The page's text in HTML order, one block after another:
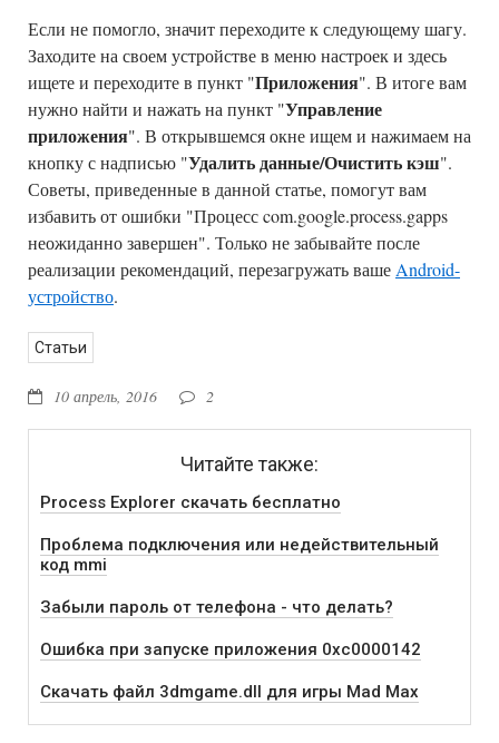
Если не помогло, значит переходите к следующему шагу.
Заходите на своем устройстве в меню настроек и здесь
ищете и переходите в пункт "Приложения". В итоге вам
нужно найти и нажать на пункт "Управление
приложения". В открывшемся окне ищем и нажимаем на
кнопку с надписью "Удалить данные/Очистить кэш".
Советы, приведенные в данной статье, помогут вам
избавить от ошибки "Процесс com.google.process.gapps
неожиданно завершен". Только не забывайте после
реализации рекомендаций, перезагружать вашеAndroid-
устройство.
Статьи
10 апрель, 2016 2
Читайте также:
Process Explorer скачать бесплатно
Проблема подключения или недействительный
код mmi
Забыли пароль от телефона - что делать?
Ошибка при запуске приложения 0xc0000142
Скачать файл 3dmgame.dll для игры Mad Max